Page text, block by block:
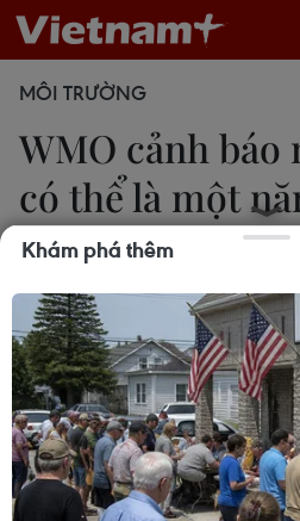
MÔI TRƯỜNG
WMO cảnh báo
có thể là một
lục
14/11/2016 23:17
Tổ chức Khí tượng thế giới
2016 có thể sẽ là năm nóng
trung bình cả năm có thể
so với mức trước Cách
Khám phá thêm